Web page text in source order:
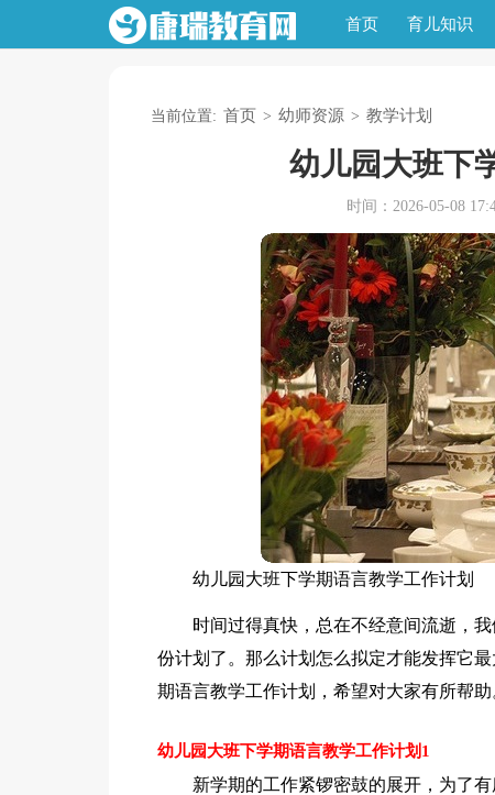
首页 育儿知识
当前位置: 首页 > 幼师资源 > 教学计划
幼儿园大班下
时间：2026-05-08
幼儿园大班下学期语言教学工作计划
时间过得真快，总在不经意间流逝，
份计划了。那么计划怎么拟定才能发挥它
期语言教学工作计划，希望对大家有所帮助
幼儿园大班下学期语言教学工作计划1
新学期的工作紧锣密鼓的展开，为了